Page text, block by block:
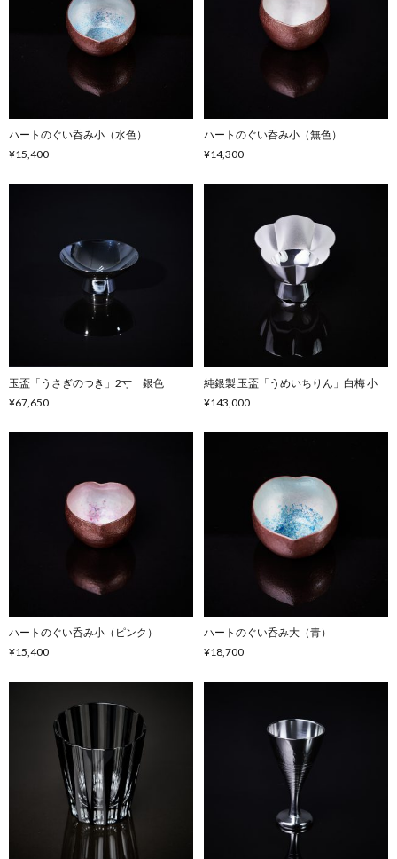
ハートのぐい呑み小（水色）
¥15,400
ハートのぐい呑み小（無色）
¥14,300
玉盃「うさぎのつき」2寸 銀色
¥67,650
純銀製 玉盃「うめいちりん」白梅 小
¥143,000
ハートのぐい呑み小（ピンク）
¥15,400
ハートのぐい呑み大（青）
¥18,700